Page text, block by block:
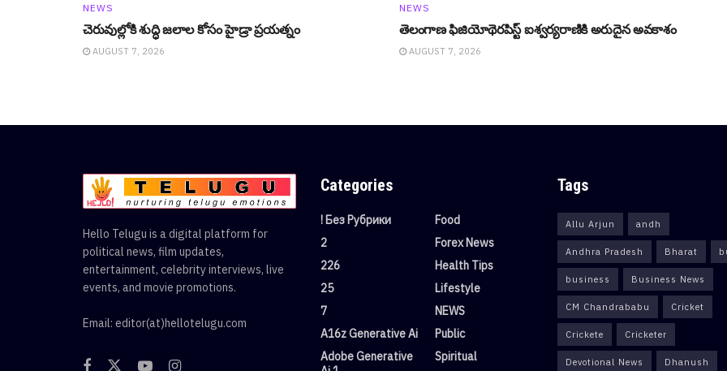
NEWS
చెరువుల్లోకి శుద్ధి జ‌లాల కోసం హైడ్రా ప్ర‌య‌త్నం
AUGUST 7, 2026
NEWS
తెలంగాణ ఫిజియోథెరపిస్ట్ ఐశ్వర్యరాణికి అరుదైన అవకాశం
AUGUST 7, 2026
Hello Telugu is a digital platform for
political news, film updates,
entertainment, celebrity interviews, live
events, and movie promotions.
Email: editor(at)hellotelugu.com
Categories
! Без Рубрики
2
226
25
7
A16z Generative Ai
Adobe Generative
Food
Forex News
Health Tips
Lifestyle
NEWS
Public
Spiritual
Tags
Allu Arjun andh
Andhra Pradesh Bharat
business Business News
CM Chandrababu Cricket
Crickete Cricketer
Devotional News Dhanush